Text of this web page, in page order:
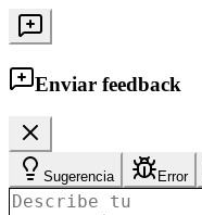
Enviar feedback
Sugerencia Error